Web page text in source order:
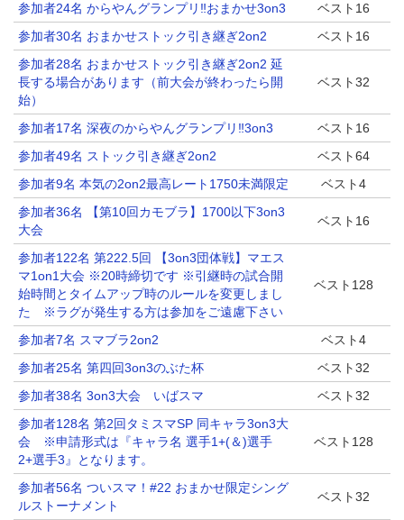
参加者24名 からやんグランプリ‼️おまかせ3on3
ベスト16
参加者30名 おまかせストック引き継ぎ2on2
ベスト16
参加者28名 おまかせストック引き継ぎ2on2 延
長する場合があります（前大会が終わったら開
始）
ベスト32
参加者17名 深夜のからやんグランプリ‼️3on3
ベスト16
参加者49名 ストック引き継ぎ2on2
ベスト64
参加者9名 本気の2on2最高レート1750未満限定
ベスト4
参加者36名 【第10回カモブラ】1700以下3on3
大会
ベスト16
参加者122名 第222.5回 【3on3団体戦】マエス
マ1on1大会 ※20時締切です ※引継時の試合開
始時間とタイムアップ時のルールを変更しまし
た ※ラグが発生する方は参加をご遠慮下さい
ベスト128
参加者7名 スマブラ2on2
ベスト4
参加者25名 第四回3on3のぶた杯
ベスト32
参加者38名 3on3大会 いばスマ
ベスト32
参加者128名 第2回タミスマSP 同キャラ3on3大
会 ※申請形式は『キャラ名 選手1+(＆)選手
2+選手3』となります。
ベスト128
参加者56名 ついスマ！#22 おまかせ限定シング
ルストーナメント
ベスト32